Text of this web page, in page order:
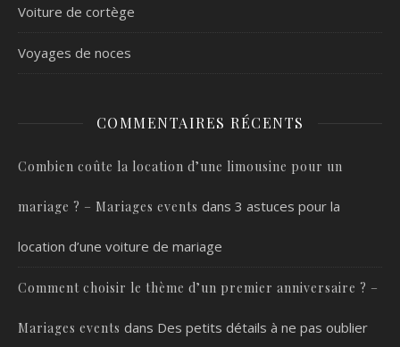
Voiture de cortège
Voyages de noces
COMMENTAIRES RÉCENTS
Combien coûte la location d’une limousine pour un
mariage ? – Mariages events dans 3 astuces pour la
location d’une voiture de mariage
Comment choisir le thème d’un premier anniversaire ? –
Mariages events dans Des petits détails à ne pas oublier